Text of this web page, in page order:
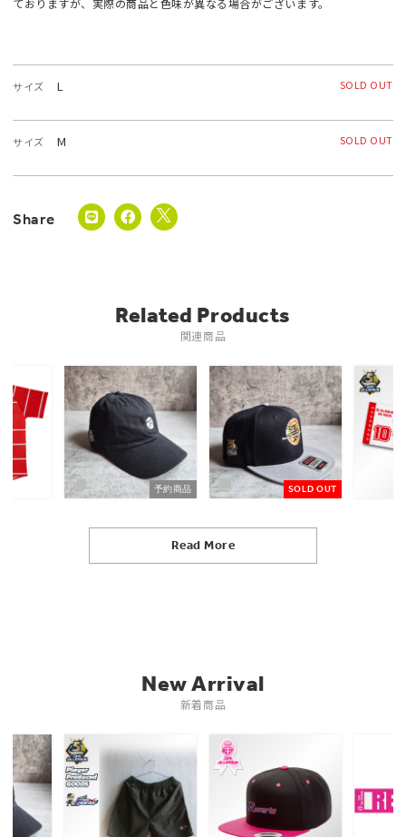
サイズ L SOLD OUT
サイズ M SOLD OUT
Related Products
関連商品
予約商品 SOLD OUT
Read More
New Arrival
新着商品